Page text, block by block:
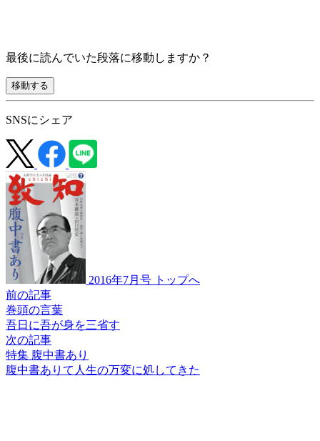
最後に読んでいた段落に移動しますか？
移動する
SNSにシェア
2016年7月号 トップへ
前の記事
巻頭の言葉
吾日に吾が身を三省す
次の記事
特集 腹中書あり
腹中書ありて 人生の万変に処してきた